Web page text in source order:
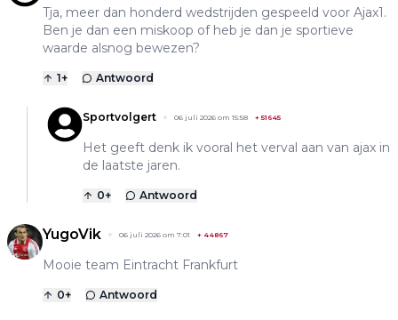
Tja, meer dan honderd wedstrijden gespeeld voor Ajax1.
Ben je dan een miskoop of heb je dan je sportieve
waarde alsnog bewezen?
1+ Antwoord
Sportvolgert 06 juli 2026 om 15:58 +51645
Het geeft denk ik vooral het verval aan van ajax in
de laatste jaren.
0+ Antwoord
YugoVik 06 juli 2026 om 7:01 + 44867
Mooie team Eintracht Frankfurt
0+ Antwoord